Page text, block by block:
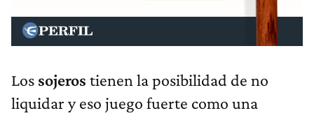
Los sojeros tienen la posibilidad de no
liquidar y eso juego fuerte como una